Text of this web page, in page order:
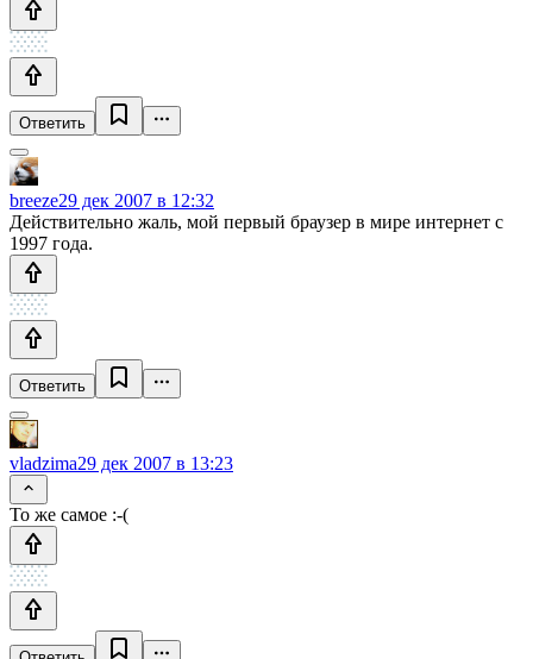
Ответить
breeze29 дек 2007 в 12:32
Действительно жаль, мой первый браузер в мире интернет с
1997 года.
Ответить
vladzima29 дек 2007 в 13:23
То же самое :-(